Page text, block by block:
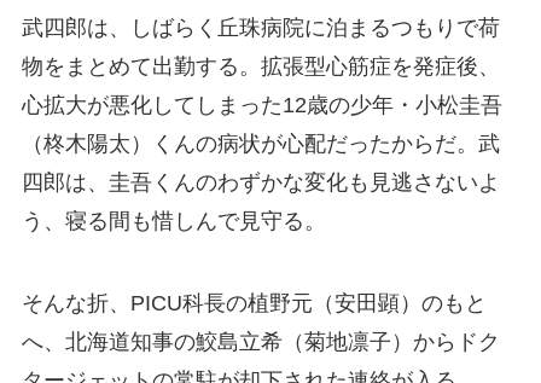
武四郎は、しばらく丘珠病院に泊まるつもりで荷
物をまとめて出勤する。拡張型心筋症を発症後、
心拡大が悪化してしまった12歳の少年・小松圭吾
（柊木陽太）くんの病状が心配だったからだ。武
四郎は、圭吾くんのわずかな変化も見逃さないよ
う、寝る間も惜しんで見守る。
そんな折、PICU科長の植野元（安田顕）のもと
へ、北海道知事の鮫島立希（菊地凛子）からドク